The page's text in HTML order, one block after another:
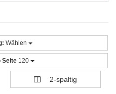
Wählen
Seite 120
2-spaltig